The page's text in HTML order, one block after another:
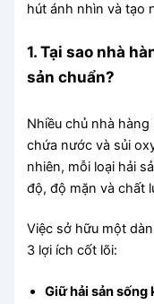
hút ánh nhìn và tạo
1. Tại sao nhà
sản chuẩn?
Nhiều chủ nhà
chứa nước và sủi
nhiên, mỗi loại hải
độ, độ mặn và chất
Việc sở hữu một dàn
3 lợi ích cốt lõi:
Giữ hải sản sống